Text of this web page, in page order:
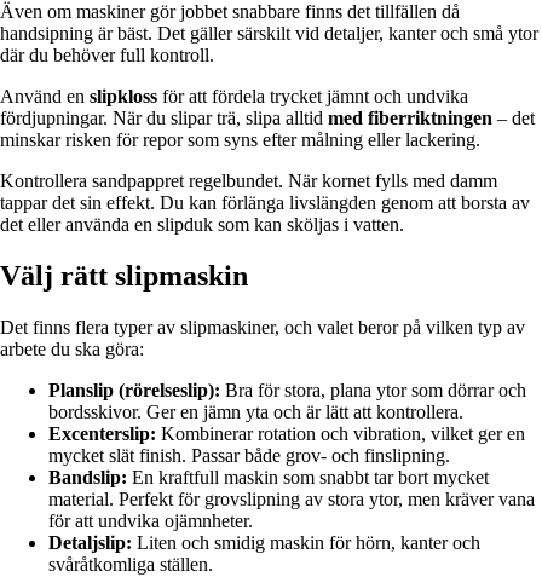
Även om maskiner gör jobbet snabbare finns det tillfällen då
handsipning är bäst. Det gäller särskilt vid detaljer, kanter och små ytor
där du behöver full kontroll.
Använd en slipkloss för att fördela trycket jämnt och undvika
fördjupningar. När du slipar trä, slipa alltid med fiberriktningen – det
minskar risken för repor som syns efter målning eller lackering.
Kontrollera sandpappret regelbundet. När kornet fylls med damm
tappar det sin effekt. Du kan förlänga livslängden genom att borsta av
det eller använda en slipduk som kan sköljas i vatten.
Välj rätt slipmaskin
Det finns flera typer av slipmaskiner, och valet beror på vilken typ av
arbete du ska göra:
Planslip (rörelseslip): Bra för stora, plana ytor som dörrar och
bordsskivor. Ger en jämn yta och är lätt att kontrollera.
Excenterslip: Kombinerar rotation och vibration, vilket ger en
mycket slät finish. Passar både grov- och finslipning.
Bandslip: En kraftfull maskin som snabbt tar bort mycket
material. Perfekt för grovslipning av stora ytor, men kräver vana
för att undvika ojämnheter.
Detaljslip: Liten och smidig maskin för hörn, kanter och
svåråtkomliga ställen.